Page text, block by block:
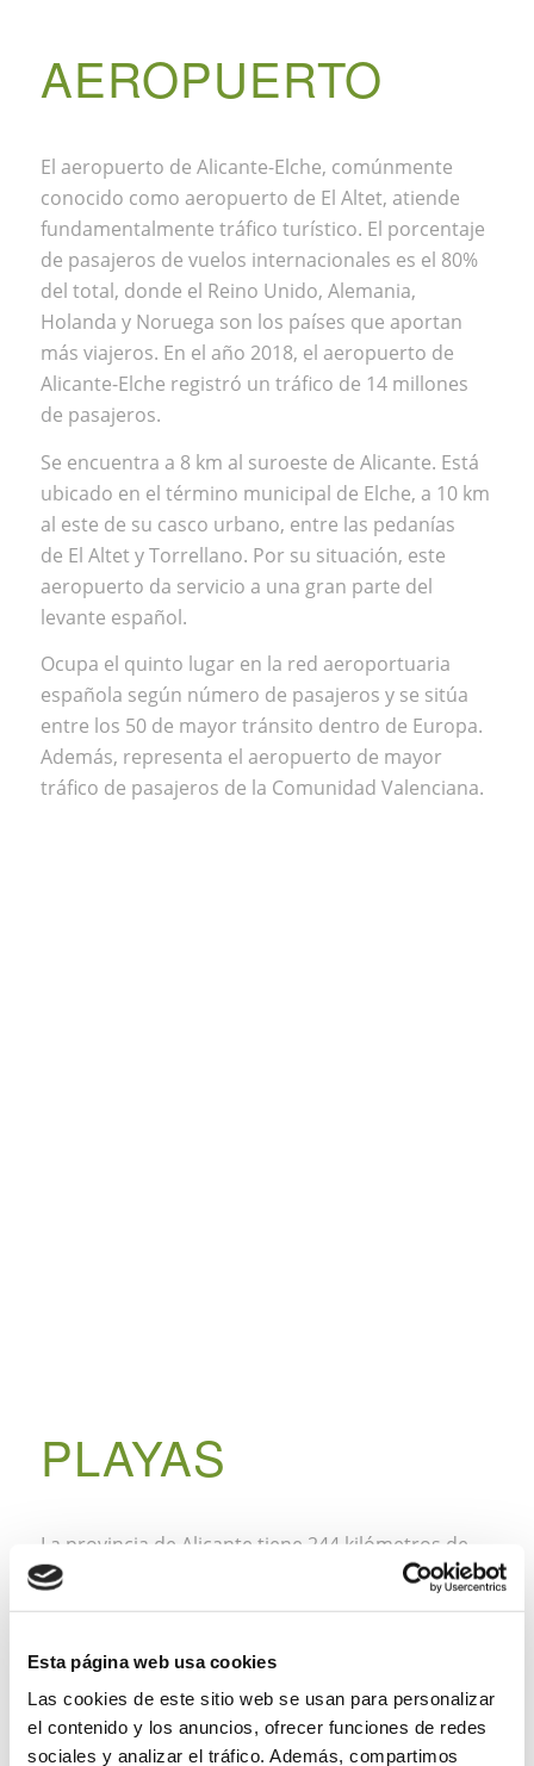
Esta página web usa cookies
Las cookies de este sitio web se usan para personalizar
el contenido y los anuncios, ofrecer funciones de redes
sociales y analizar el tráfico. Además, compartimos
AEROPUERTO
El aeropuerto de Alicante-Elche, comúnmente
conocido como aeropuerto de El Altet, atiende
fundamentalmente tráfico turístico. El porcentaje
de pasajeros de vuelos internacionales es el 80%
del total, donde el Reino Unido, Alemania,
Holanda y Noruega son los países que aportan
más viajeros. En el año 2018, el aeropuerto de
Alicante-Elche registró un tráfico de 14 millones
de pasajeros.
Se encuentra a 8 km al suroeste de Alicante. Está
ubicado en el término municipal de Elche, a 10 km
al este de su casco urbano, entre las pedanías
de El Altet y Torrellano. Por su situación, este
aeropuerto da servicio a una gran parte del
levante español.
Ocupa el quinto lugar en la red aeroportuaria
española según número de pasajeros y se sitúa
entre los 50 de mayor tránsito dentro de Europa.
Además, representa el aeropuerto de mayor
tráfico de pasajeros de la Comunidad Valenciana.
PLAYAS
La provincia de Alicante tiene 244 kilómetros de
litoral y puede presumir de contar con el mayor
número de playas calificadas como “excelentes”
aguas cristalinas y transparentes suponen uno de
los principales activos turísticos, puesto que año
tras año, reciben un reconocimiento de la Unión